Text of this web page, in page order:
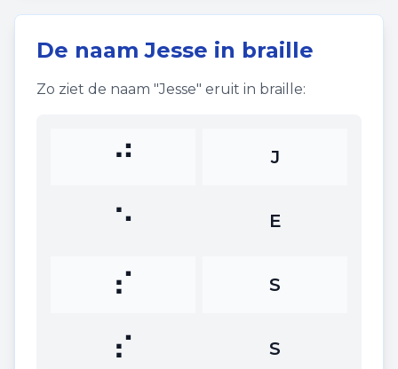
De naamJesse in braille
Zo ziet de naam "Jesse" eruit in braille:
⠚ J
⠑ E
⠎ S
⠎ S